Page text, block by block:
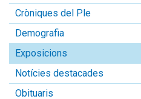
Cròniques del Ple
Demografia
Exposicions
Notícies destacades
Obituaris